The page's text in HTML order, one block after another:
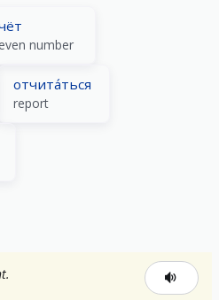
even number
отчита́ться
report